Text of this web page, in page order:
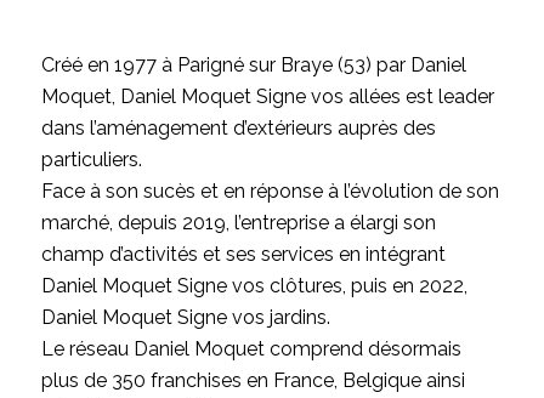
Créé en 1977 à Parigné sur Braye (53) par Daniel
Moquet, Daniel Moquet Signe vos allées est leader
dans l’aménagement d’extérieurs auprès des
particuliers.
Face à son sucès et en réponse à l’évolution de son
marché, depuis 2019, l’entreprise a élargi son
champ d’activités et ses services en intégrant
Daniel Moquet Signe vos clôtures, puis en 2022,
Daniel Moquet Signe vos jardins.
Le réseau Daniel Moquet comprend désormais
plus de 350 franchises en France, Belgique ainsi